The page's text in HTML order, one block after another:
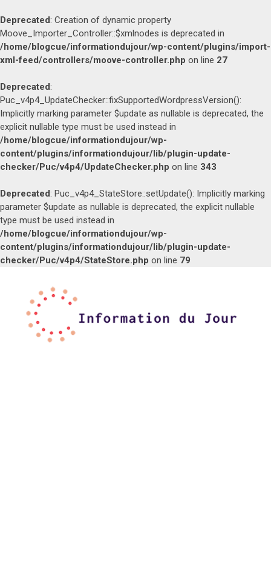
Deprecated: Creation of dynamic property
Moove_Importer_Controller::$xmlnodes is deprecated in
/home/blogcue/informationdujour/wp-content/plugins/import-
xml-feed/controllers/moove-controller.php on line 27
Deprecated:
Puc_v4p4_UpdateChecker::fixSupportedWordpressVersion():
Implicitly marking parameter $update as nullable is deprecated, the
explicit nullable type must be used instead in
/home/blogcue/informationdujour/wp-
content/plugins/informationdujour/lib/plugin-update-
checker/Puc/v4p4/UpdateChecker.php on line 343
Deprecated: Puc_v4p4_StateStore::setUpdate(): Implicitly marking
parameter $update as nullable is deprecated, the explicit nullable
type must be used instead in
/home/blogcue/informationdujour/wp-
content/plugins/informationdujour/lib/plugin-update-
checker/Puc/v4p4/StateStore.php on line 79